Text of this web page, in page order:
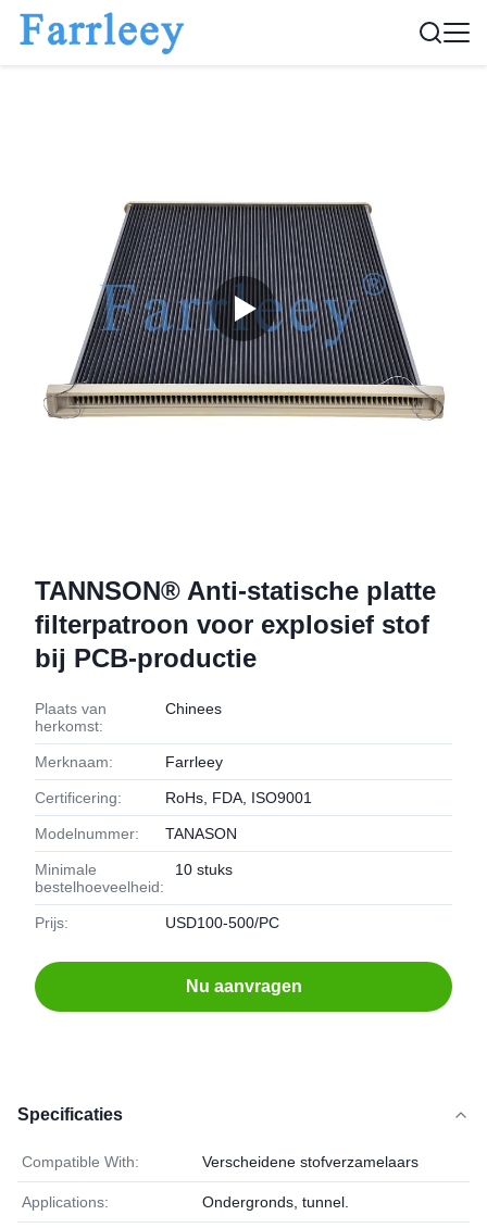
TANNSON® Anti-statische platte
filterpatroon voor explosief stof
bij PCB-productie
Plaats van
herkomst:
Chinees
Merknaam: Farrleey
Certificering: RoHs, FDA, ISO9001
Modelnummer: TANASON
Minimale
bestelhoeveelheid:
10 stuks
Prijs: USD100-500/PC
Nu aanvragen
Specificaties
Compatible With: Verscheidene stofverzamelaars
Applications: Ondergronds, tunnel.